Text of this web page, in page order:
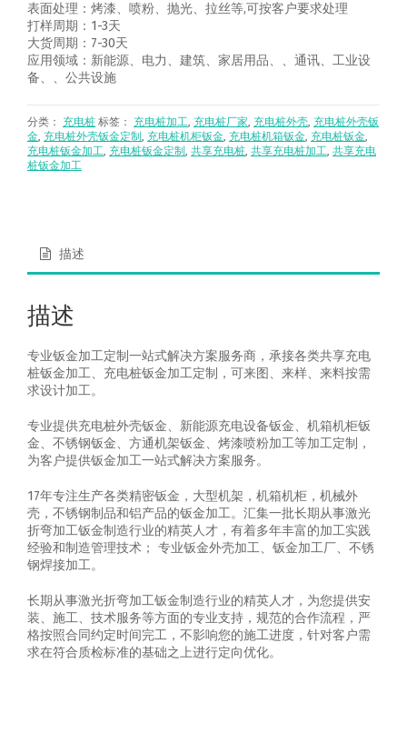
表面处理：烤漆、喷粉、抛光、拉丝等,可按客户要求处理
打样周期：1-3天
大货周期：7-30天
应用领域：新能源、电力、建筑、家居用品、、通讯、工业设
备、、公共设施
分类： 充电桩 标签： 充电桩加工, 充电桩厂家, 充电桩外壳, 充电桩外壳钣
金, 充电桩外壳钣金定制 , 充电桩机柜钣金, 充电桩机箱钣金, 充电桩钣金,
充电桩钣金加工, 充电桩钣金定制 , 共享充电桩, 共享充电桩加工, 共享充电
桩钣金加工
描述
描述
专业钣金加工定制一站式解决方案服务商，承接各类共享充电
桩钣金加工、充电桩钣金加工定制，可来图、来样、来料按需
求设计加工。
专业提供充电桩外壳钣金、新能源充电设备钣金、机箱机柜钣
金、不锈钢钣金、方通机架钣金、烤漆喷粉加工等加工定制，
为客户提供钣金加工一站式解决方案服务。
17年专注生产各类精密钣金，大型机架，机箱机柜，机械外
壳，不锈钢制品和铝产品的钣金加工。汇集一批长期从事激光
折弯加工钣金制造行业的精英人才，有着多年丰富的加工实践
经验和制造管理技术； 专业钣金外壳加工、钣金加工厂、不锈
钢焊接加工。
长期从事激光折弯加工钣金制造行业的精英人才，为您提供安
装、施工、技术服务等方面的专业支持，规范的合作流程，严
格按照合同约定时间完工，不影响您的施工进度，针对客户需
求在符合质检标准的基础之上进行定向优化。